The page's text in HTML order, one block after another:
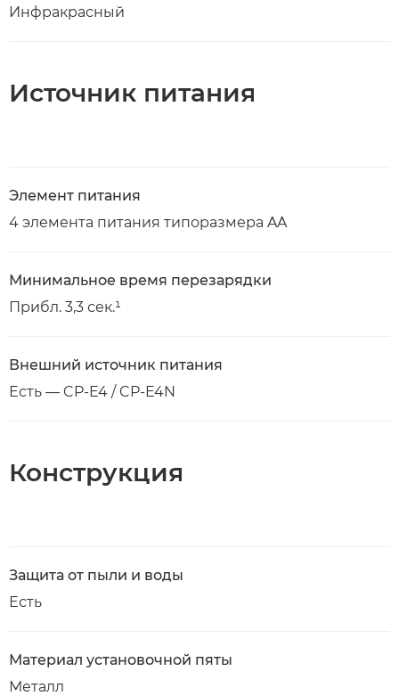
Инфракрасный
Источник питания
Элемент питания
4 элемента питания типоразмера AA
Минимальное время перезарядки
Прибл. 3,3 сек.¹
Внешний источник питания
Есть — CP-E4 / CP-E4N
Конструкция
Защита от пыли и воды
Есть
Материал установочной пяты
Металл